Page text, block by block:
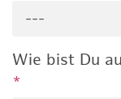
---
Wie bist Du
*